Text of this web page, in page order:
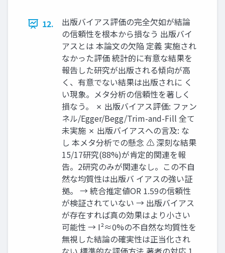
12.
出版バイアス評価の完全欠如が結論
の信頼性を根本から損なう 出版バイ
アスとは 本論文の欠陥 定義 実施され
なかった評価 統計的に有意な結果を
報告した研究が出版される傾向が高
く、有意でない結果は出版されに く
い現象。メタ分析の信頼性を著しく
損なう。 ✗ 出版バイアス評価: ファン
ネル/Egger/Begg/Trim-and-Fill 全て
未実施 ✗ 出版バイアスへの言及: な
し 本メタ分析での懸念 ⚠ 深刻な結果
15/17研究(88%)が肯定的関連を報
告。2研究のみが関連なし。この不自
然な均質性は出版バ イアスの強い証
拠。 → 統合推定値OR 1.59の信頼性
が検証されていない → 出版バイアス
が存在すれば真の効果はより小さい
可能性 → I²≈0%の不自然な均質性を
無視した結論の確実性は正当化され